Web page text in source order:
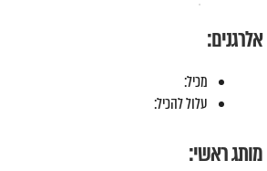
אלרגנים:
מכיל:
עלול להכיל:
מותג ראשי: